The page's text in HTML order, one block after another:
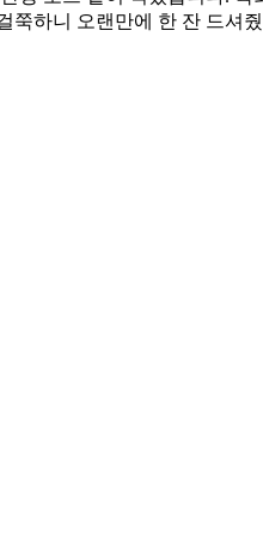
쭉하니 오랜만에 한 잔 드셔